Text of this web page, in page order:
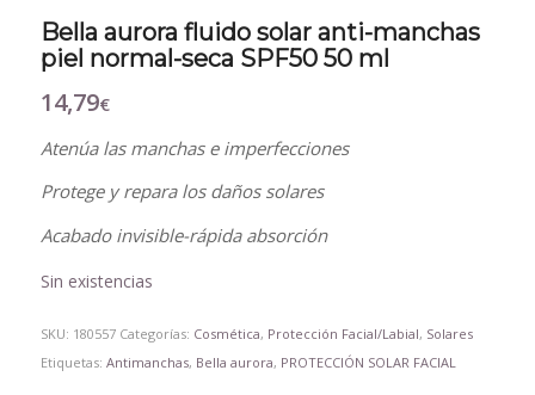
Bella aurora fluido solar anti-manchas
piel normal-seca SPF50 50 ml
14,79€
Atenúa las manchas e imperfecciones
Protege y repara los daños solares
Acabado invisible-rápida absorción
Sin existencias
SKU: 180557 Categorías: Cosmética, Protección Facial/Labial, Solares
Etiquetas: Antimanchas, Bella aurora, PROTECCIÓN SOLAR FACIAL